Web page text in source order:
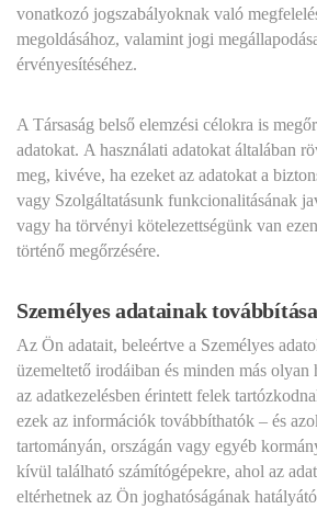
vonatkozó jogszabályoknak való
megoldásához, valamint jogi
érvényesítéséhez.
A Társaság belső elemzési célokra is
adatokat. A használati adatokat általában
meg, kivéve, ha ezeket az adatokat a
vagy Szolgáltatásunk funkcionalitásának
vagy ha törvényi kötelezettségünk van
történő megőrzésére.
Személyes adatainak továbbítása
Az Ön adatait, beleértve a Személyes
üzemeltető irodáiban és minden más
az adatkezelésben érintett felek
ezek az információk továbbíthatók – és
tartományán, országán vagy egyéb
kívül található számítógépekre, ahol az
eltérhetnek az Ön joghatóságának